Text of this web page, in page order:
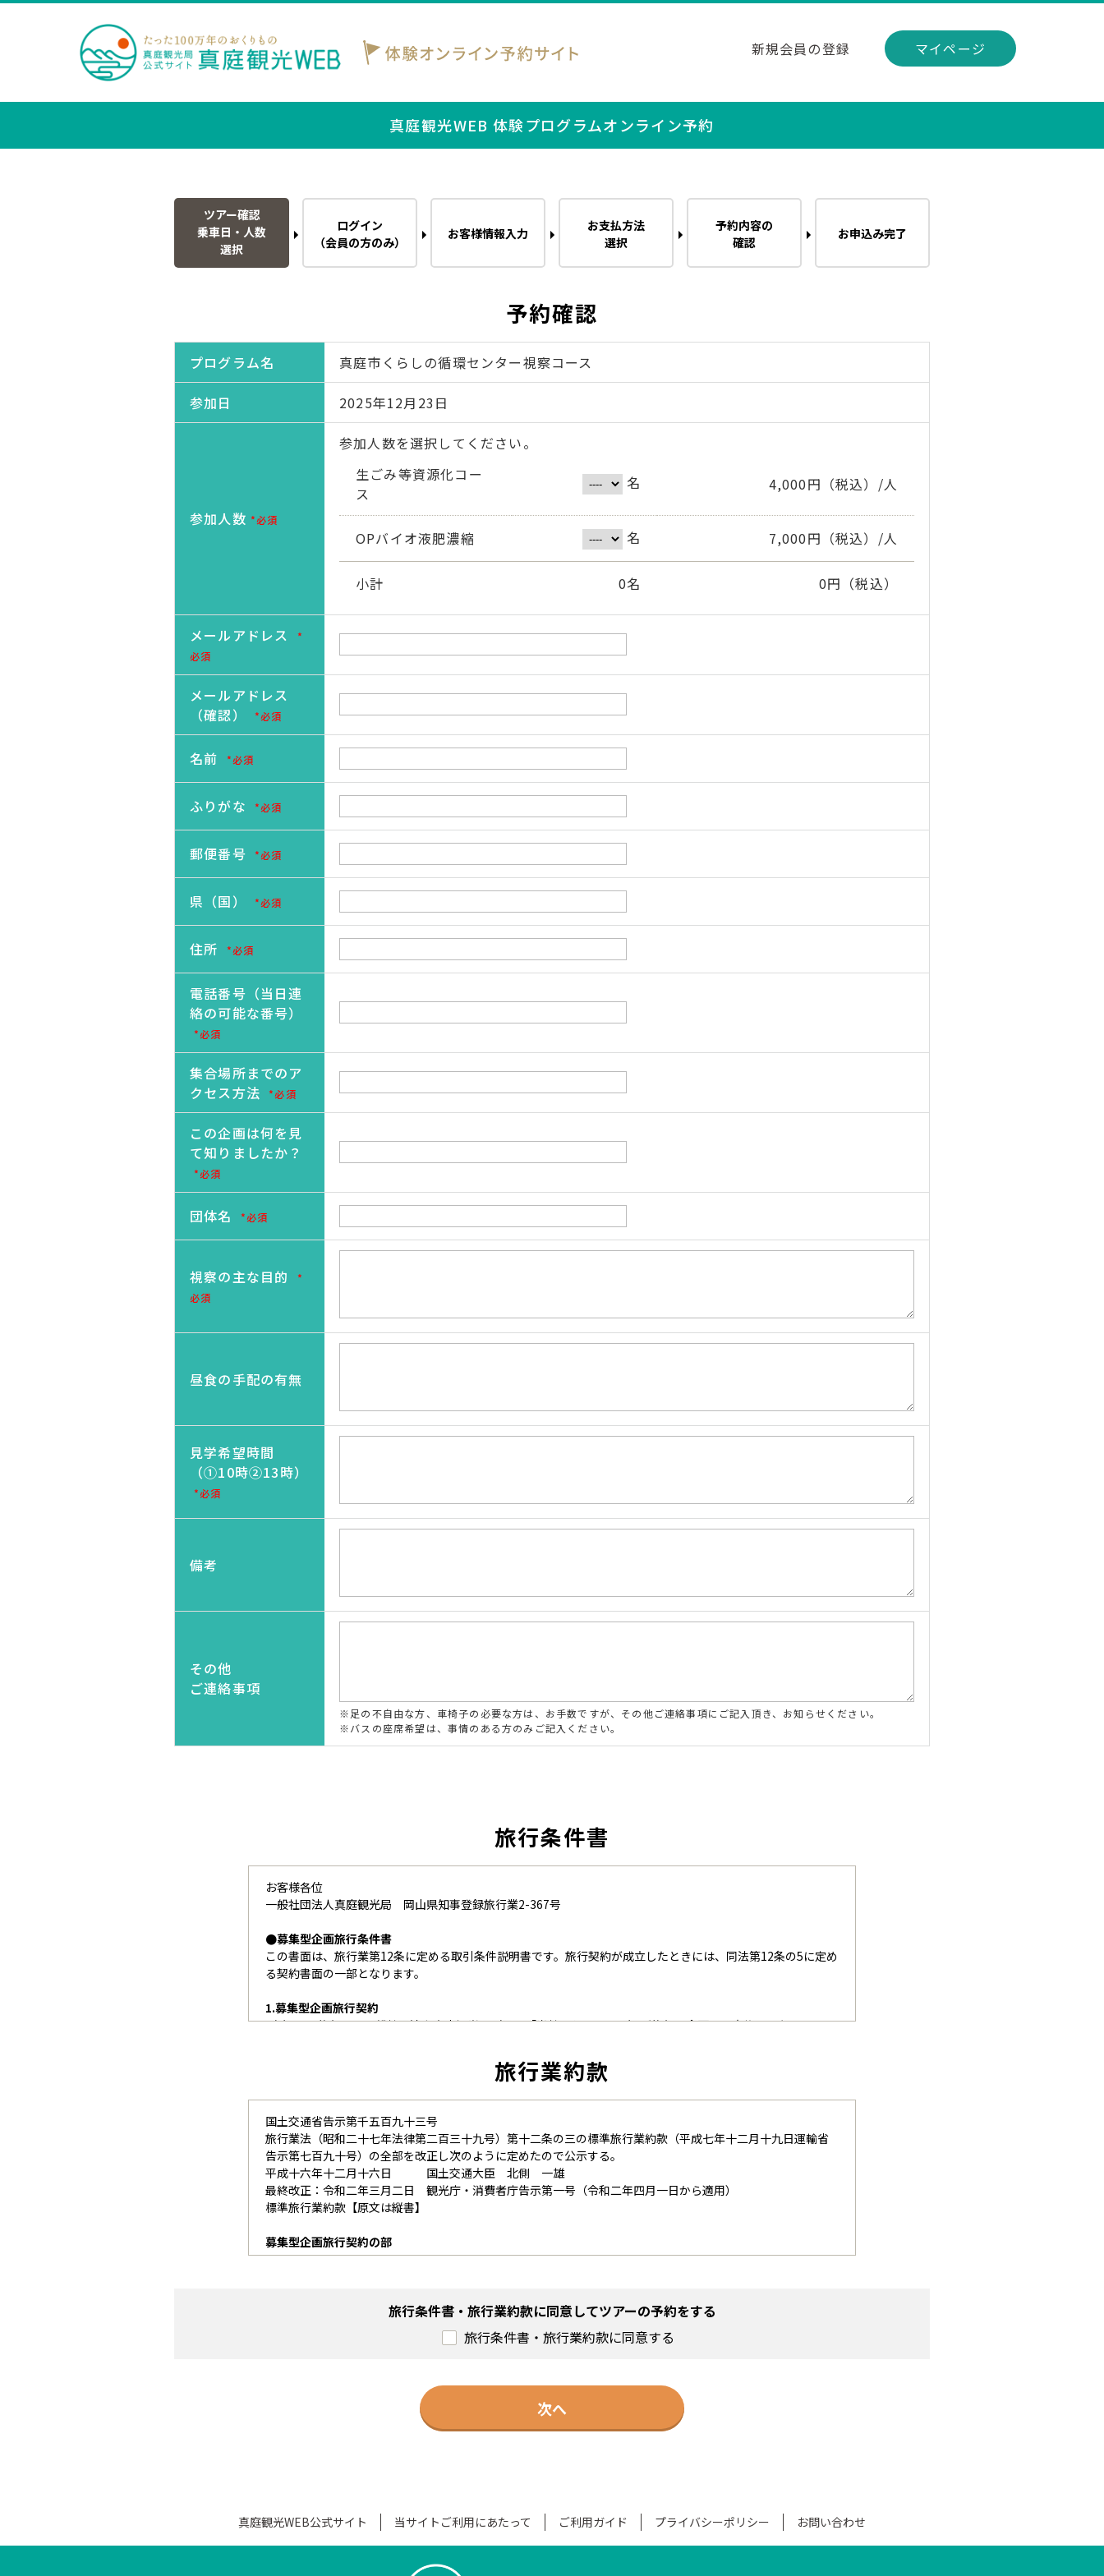
新規会員の登録 マイページ
真庭観光WEB 体験プログラムオンライン予約
ツアー確認
乗車日・人数
選択
ログイン
（会員の方のみ）
お客様情報入力
お支払方法
選択
予約内容の
確認
お申込み完了
予約確認
プログラム名 真庭市くらしの循環センター視察コース
参加日 2025年12月23日
参加人数 *必須
参加人数を選択してください。
生ごみ等資源化コー
ス
名 4,000円（税込）/人
OPバイオ液肥濃縮 名 7,000円（税込）/人
小計 0名 0円（税込）
メールアドレス
*
必須
メールアドレス
（確認）
*必須
名前 *必須
ふりがな *必須
郵便番号 *必須
県（国） *必須
住所 *必須
電話番号（当日連
絡の可能な番号）
*必須
集合場所までのア
クセス方法
*必須
この企画は何を見
て知りましたか？
*必須
団体名 *必須
視察の主な目的
*
必須
昼食の手配の有無
見学希望時間
（①10時②13時）
*必須
備考
その他
ご連絡事項
※足の不自由な方、車椅子の必要な方は、お手数ですが、その他ご連絡事項にご記入頂き、お知らせください。
※バスの座席希望は、事情のある方のみご記入ください。
旅行条件書
お客様各位
一般社団法人真庭観光局 岡山県知事登録旅行業2-367号
●募集型企画旅行条件書
この書面は、旅行業第12条に定める取引条件説明書です。旅行契約が成立したときには、同法第12条の5に定め
る契約書面の一部となります。
1.募集型企画旅行契約
（1）この旅行は、一般社団法人真庭観光局（以下「当社」といいます）が旅行を企画して実施するものであ
（2）当社はお客様が当社の定める旅行日程に従って、運送・宿泊機関等の提供をする運送・宿泊その他の旅行
に関するサービス（以下「旅行サービス」といいます）の提供を受けることができるように手配し旅程を
管理することを引き受けます。
（3）旅行契約の内容・条件は、パンフレットに記載されている条件のほか、本旅行条件書、出発前お渡しする
確定書面（最終旅行日程表）及び当社旅行業約款募集型企画旅行契約の部（以下「当社約款」といいま
す）によります。
2.旅行の申込み
いただきます。申込金は、旅行代金、取消料又は違約金のそれぞれ一部又は全部として取り扱います。
（2）当社及び当社の受託旅行業者又は受託旅行業者代理業者の営業所（以下「当社ら」といいます）は、電
と申込金を提出していただきます（受付は、当社らの営業時間内とし、営業時間終了後に着信したファク
シミリ、電子メール等は、翌営業日の受付となります）この期間内に申込金のお支払がない場合は、当社
らは、予約がなかったものとして取り扱います。
旅行代金（お1人）3万円未満の場合、お申込金 6,000円
旅行代金（お1人）3万円以上、6万円未満の場合、お申込金 12,000円
旅行代金（お1人）6万円以上、10万円未満の場合、お申込金 20,000円
旅行代金（お1人）10万円以上、15万円未満の場合、お申込金 30,000円
下「会員」といいます）より所定の伝票への「会員の署名なくして旅行代金や取消料等のお支払いを受け
旅行業約款
国土交通省告示第千五百九十三号
旅行業法（昭和二十七年法律第二百三十九号）第十二条の三の標準旅行業約款（平成七年十二月十九日運輸省
告示第七百九十号）の全部を改正し次のように定めたので公示する。
平成十六年十二月十六日 国土交通大臣 北側 一雄
最終改正：令和二年三月二日 観光庁・消費者庁告示第一号（令和二年四月一日から適用）
標準旅行業約款【原文は縦書】
募集型企画旅行契約の部
第一条 当社が旅行者との間で締結する募集型企画旅行に関する契約（以下「募集型企画旅行契約」といいま
す。）は、この約款の定めるところによります。この約款に定めのない事項については、法令又は一般に確立さ
第二条 この約款で「募集型企画旅行」とは、当社が、旅行者の募集のためにあらかじめ、旅行の目的地及び
日程、旅行者が提供を受けることができる運送又は宿泊のサービスの内容並びに旅行者が当社に支払うべき旅
携するクレジットカード会社（以下「提携会社」といいます。）のカード会員との間で電話、郵便、ファクシ
ミリ、インターネットその他の通信手段による申込みを受けて締結する募集型企画旅行契約であって、当社が旅
されるべき日以降に別に定める提携会社のカード会員規約に従って決済することについて、旅行者があらかじめ
旅行条件書・旅行業約款に同意してツアーの予約をする
旅行条件書・旅行業約款に同意する
次へ
真庭観光WEB公式サイト 当サイトご利用にあたって ご利用ガイド プライバシーポリシー お問い合わせ